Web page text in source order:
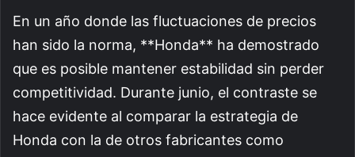
En un año donde las fluctuaciones de precios
han sido la norma, **Honda** ha demostrado
que es posible mantener estabilidad sin perder
competitividad. Durante junio, el contraste se
hace evidente al comparar la estrategia de
Honda con la de otros fabricantes como